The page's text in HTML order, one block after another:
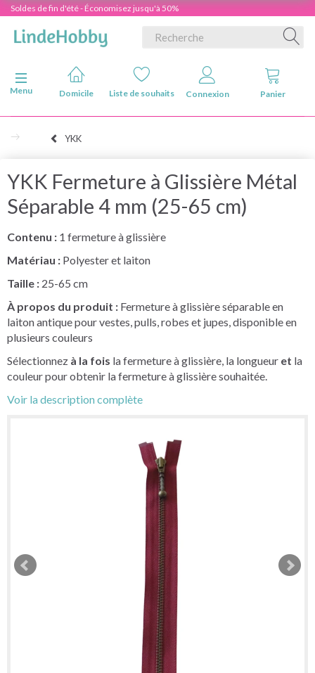
Soldes de fin d'été - Économisez jusqu'à 50%
Basculer la navigation
Menu
Domicile Liste de souhaits Connexion Panier
YKK
YKK Fermeture à Glissière Métal
Séparable 4 mm (25-65 cm)
Contenu : 1 fermeture à glissière
Matériau : Polyester et laiton
Taille : 25-65 cm
À propos du produit : Fermeture à glissière séparable en
laiton antique pour vestes, pulls, robes et jupes, disponible en
plusieurs couleurs
Sélectionnez à la fois la fermeture à glissière, la longueur et la
couleur pour obtenir la fermeture à glissière souhaitée.
Voir la description complète